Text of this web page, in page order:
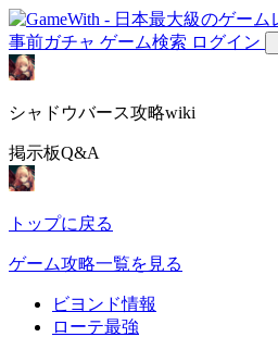
事前ガチャ ゲーム検索 ログイン
シャドウバース攻略wiki
掲示板Q&A
トップに戻る
ゲーム攻略一覧を見る
ビヨンド情報
ローテ最強